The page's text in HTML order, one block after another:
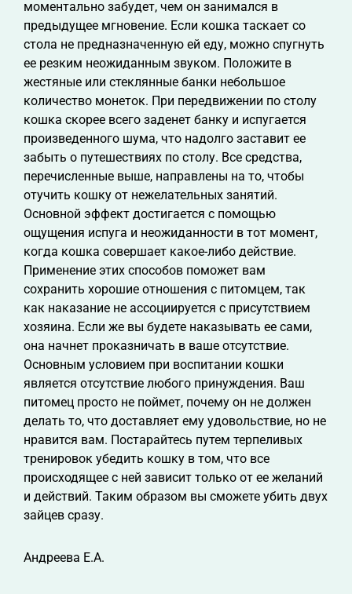
моментально забудет, чем он занимался в
предыдущее мгновение. Если кошка таскает со
стола не предназначенную ей еду, можно спугнуть
ее резким неожиданным звуком. Положите в
жестяные или стеклянные банки небольшое
количество монеток. При передвижении по столу
кошка скорее всего заденет банку и испугается
произведенного шума, что надолго заставит ее
забыть о путешествиях по столу. Все средства,
перечисленные выше, направлены на то, чтобы
отучить кошку от нежелательных занятий.
Основной эффект достигается с помощью
ощущения испуга и неожиданности в тот момент,
когда кошка совершает какое-либо действие.
Применение этих способов поможет вам
сохранить хорошие отношения с питомцем, так
как наказание не ассоциируется с присутствием
хозяина. Если же вы будете наказывать ее сами,
она начнет проказничать в ваше отсутствие.
Основным условием при воспитании кошки
является отсутствие любого принуждения. Ваш
питомец просто не поймет, почему он не должен
делать то, что доставляет ему удовольствие, но не
нравится вам. Постарайтесь путем терпеливых
тренировок убедить кошку в том, что все
происходящее с ней зависит только от ее желаний
и действий. Таким образом вы сможете убить двух
зайцев сразу.
Андреева Е.А.